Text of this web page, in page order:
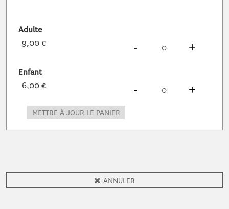
Adulte
9,00 €
- DIMINUER
PRODUITS
+À
Enfant
6,00 €
- DIMINUER
PRODUITS
+À
METTRE À JOUR LE PANIER
ANNULER